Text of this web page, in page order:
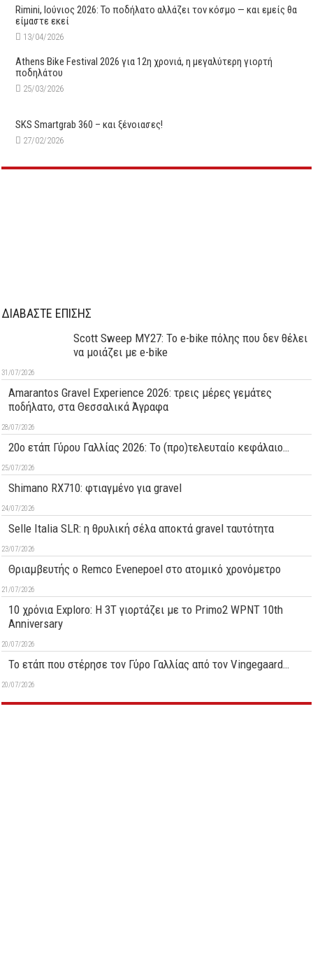
Rimini, Ιούνιος 2026: Το ποδήλατο αλλάζει τον κόσμο — και εμείς θα
είμαστε εκεί
13/04/2026
Athens Bike Festival 2026 για 12η χρονιά, η μεγαλύτερη γιορτή
ποδηλάτου
25/03/2026
SKS Smartgrab 360 – και ξένοιασες!
27/02/2026
ΔΙΑΒΑΣΤΕ ΕΠΙΣΗΣ
Scott Sweep MY27: Το e-bike πόλης που δεν θέλει
να μοιάζει με e-bike
31/07/2026
Amarantos Gravel Experience 2026: τρεις μέρες γεμάτες
ποδήλατο, στα Θεσσαλικά Άγραφα
28/07/2026
20ο ετάπ Γύρου Γαλλίας 2026: Το (προ)τελευταίο κεφάλαιο…
25/07/2026
Shimano RX710: φτιαγμένο για gravel
24/07/2026
Selle Italia SLR: η θρυλική σέλα αποκτά gravel ταυτότητα
23/07/2026
Θριαμβευτής ο Remco Evenepoel στο ατομικό χρονόμετρο
21/07/2026
10 χρόνια Exploro: Η 3T γιορτάζει με το Primo2 WPNT 10th
Anniversary
20/07/2026
Το ετάπ που στέρησε τον Γύρο Γαλλίας από τον Vingegaard…
20/07/2026